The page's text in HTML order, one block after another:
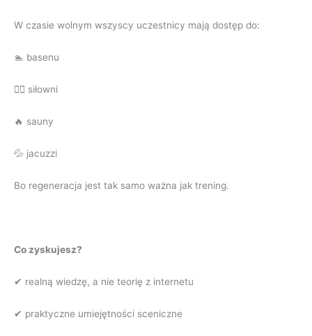
W czasie wolnym wszyscy uczestnicy mają dostęp do:
🏊 basenu
🏋️‍♀️ siłowni
🔥 sauny
💦 jacuzzi
Bo regeneracja jest tak samo ważna jak trening.
Co zyskujesz?
✔ realną wiedzę, a nie teorię z internetu
✔ praktyczne umiejętności sceniczne